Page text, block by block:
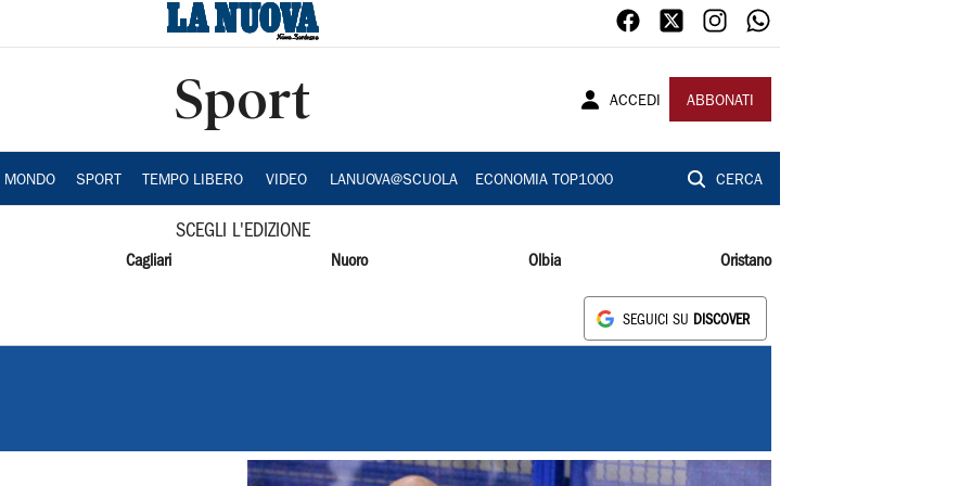
Sport ACCEDI ABBONATI
MONDO SPORT TEMPO LIBERO VIDEO LANUOVA@SCUOLA ECONOMIA TOP1000 CERCA
SCEGLI L'EDIZIONE
Cagliari Nuoro Olbia Oristano
SEGUICI SU DISCOVER